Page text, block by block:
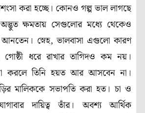
করা হচ্ছে। কোনও গল্প ভাল লাগছে
ক্ষমতায় সেগুলোর মধ্যে থেকেও
আনতেন। স্নেহ, ভালবাসা এগুলো কারণ
গোষ্ঠী ধরে রাখার তাগিদও কম নয়।
করলে তিনি হয়ত আর আসবেন না।
মালিককে সভাপতি করা হত। চা ও
দায়িত্ব তাঁর। অবশ্য আর্থিক